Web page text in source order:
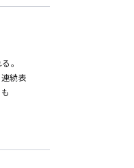
。
続表